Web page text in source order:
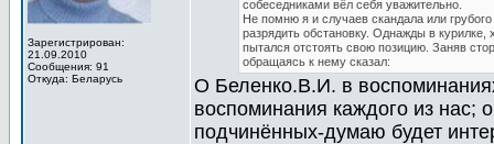
Зарегистрирован:
21.09.2010
Сообщения: 91
Откуда: Беларусь
собеседниками вёл себя уважительно.
Не помню я и случаев скандала или
разрядить обстановку. Однажды в
пытался отстоять свою позицию. Заняв
обращаясь к нему сказал:
О Беленко.В.И. в
воспоминания каждого из нас;
подчинённых-думаю будет